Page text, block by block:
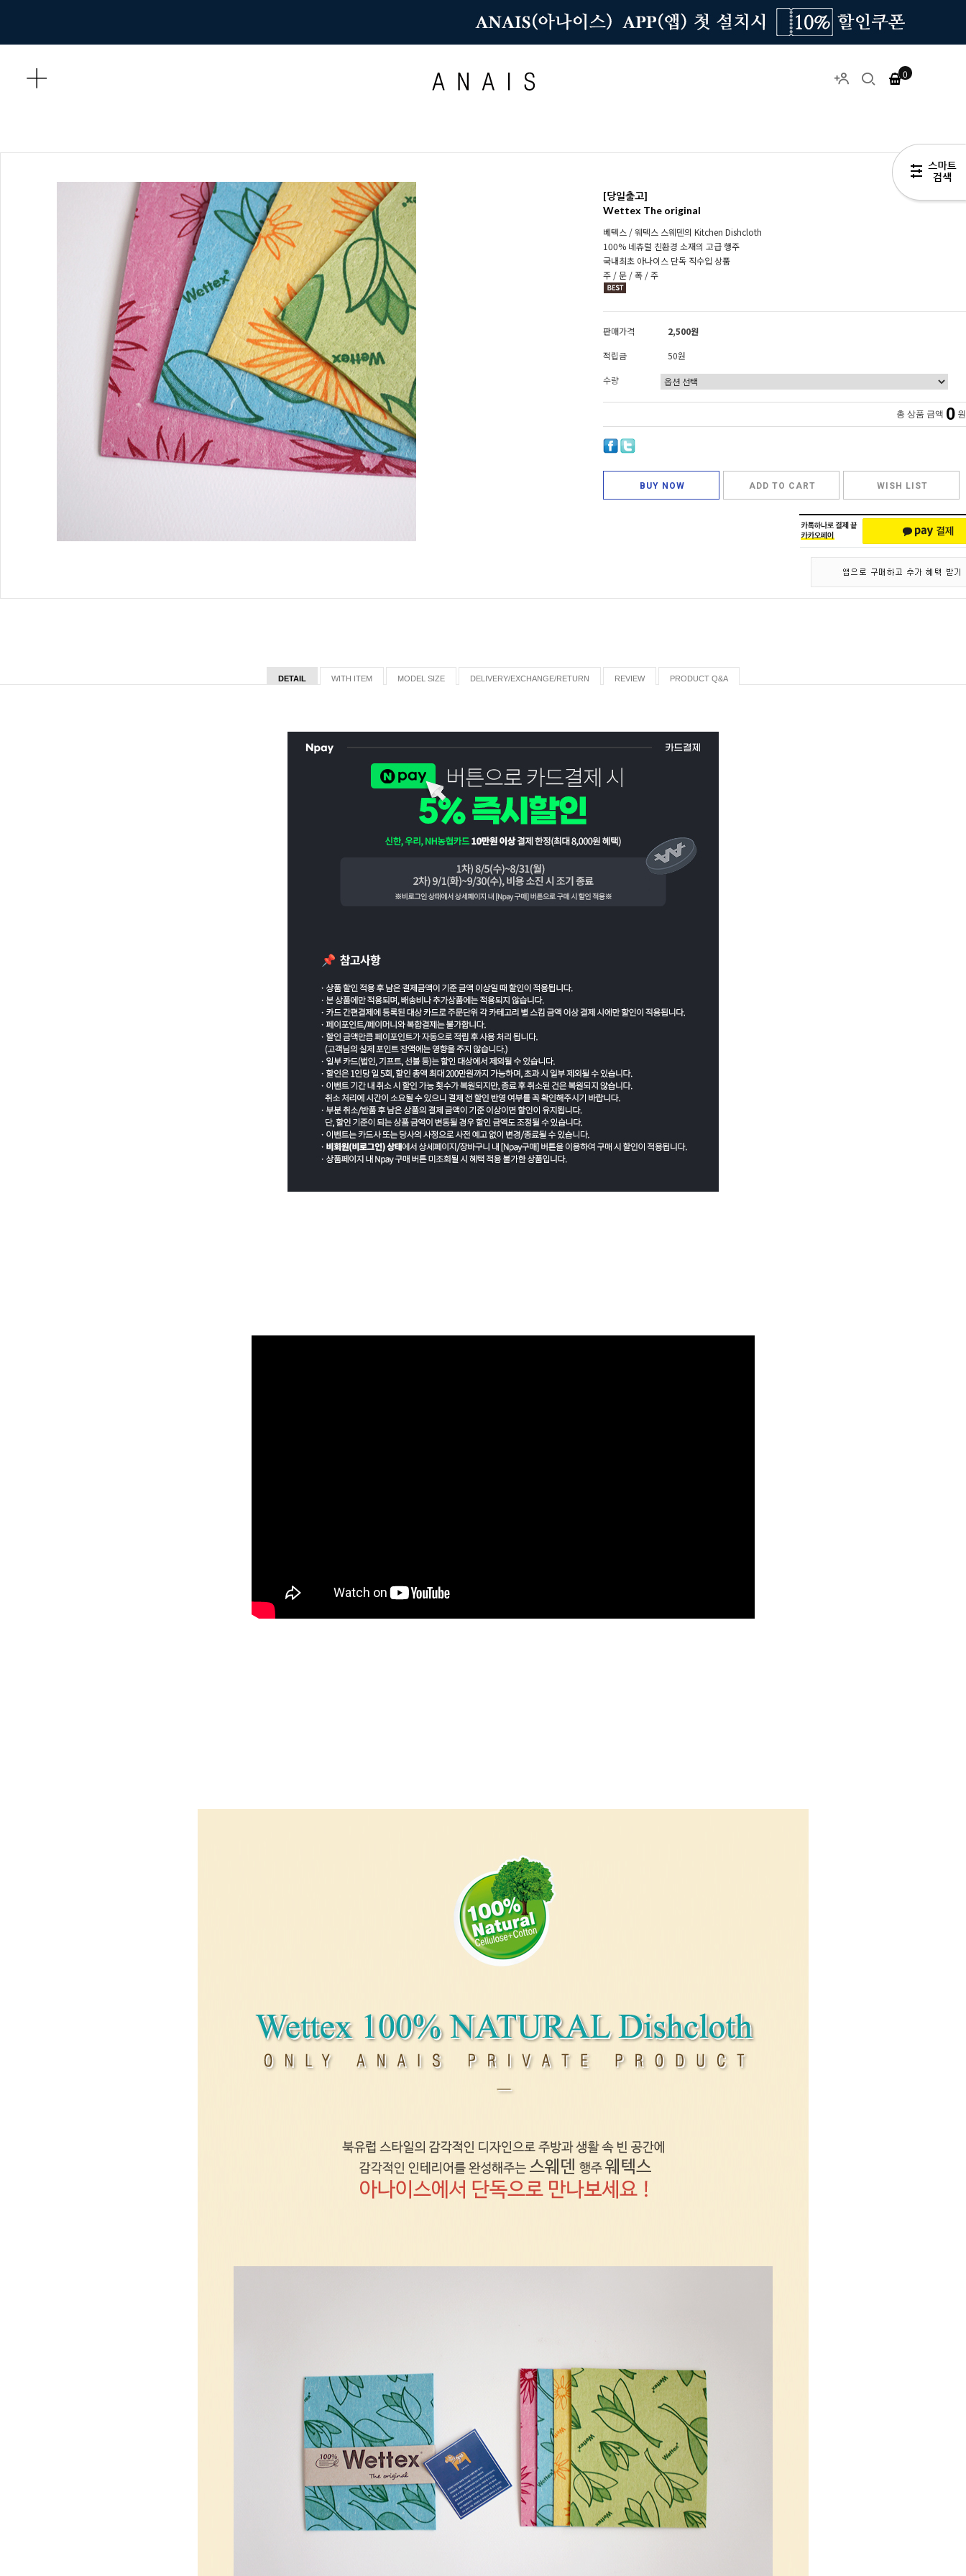
0
[당일출고]
Wettex The original
베텍스 / 웨텍스 스웨덴의 Kitchen Dishcloth
100% 네츄럴 친환경 소재의 고급 행주
국내최초 아나이스 단독 직수입 상품
주 / 문 / 폭 / 주
판매가격
2,500원
적립금
50원
수량
총 상품 금액 0 원
BUY NOW ADD TO CART WISH LIST
DETAIL WITH ITEM MODEL SIZE DELIVERY/EXCHANGE/RETURN REVIEW PRODUCT Q&A